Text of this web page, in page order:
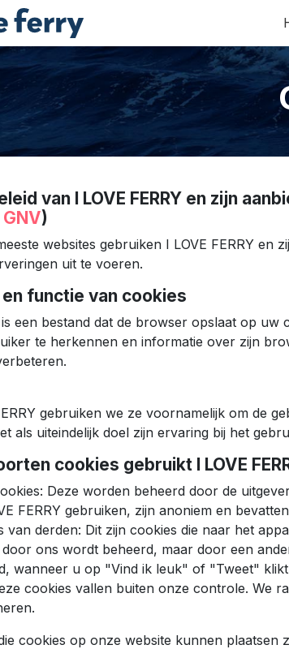
van I LOVE FERRY en zijn
GNV)
websites gebruiken I LOVE FERRY
uit te voeren.
functie van cookies
een bestand dat de browser opslaat op
te herkennen en informatie over zijn
gebruiken we ze voornamelijk om de
als uiteindelijk doel zijn ervaring bij het
cookies gebruikt I LOVE
Deze worden beheerd door de
FERRY gebruiken, zijn anoniem en
van derden: Dit zijn cookies die naar het
door ons wordt beheerd, maar door een
wanneer u op "Vind ik leuk" of "Tweet"
cookies vallen buiten onze controle. We
cookies op onze website kunnen plaatsen